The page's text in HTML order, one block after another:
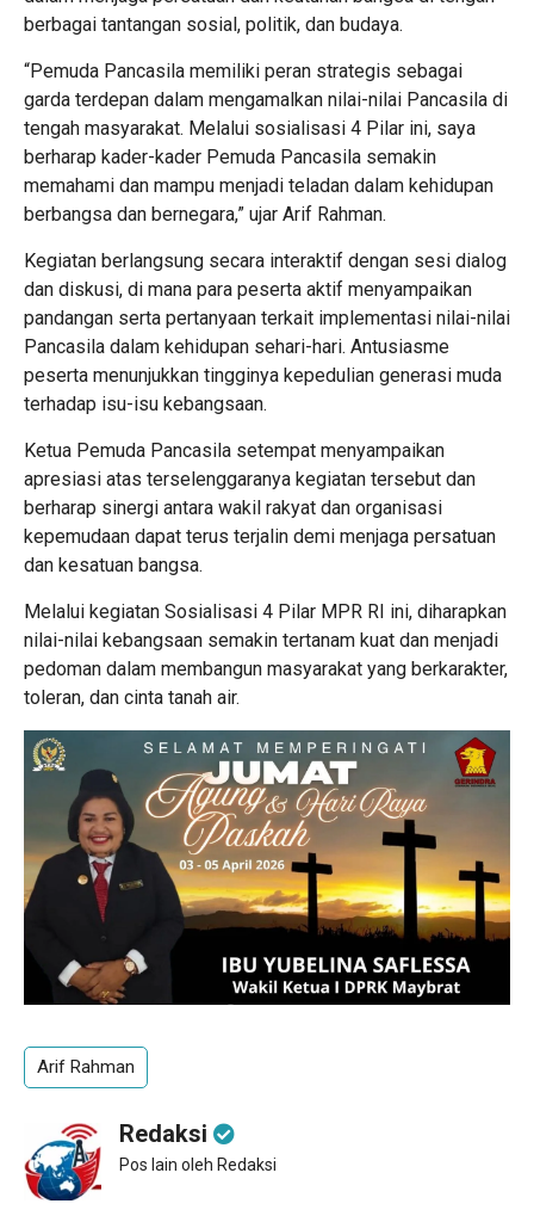
berbagai tantangan sosial, politik, dan budaya.
“Pemuda Pancasila memiliki peran strategis sebagai
garda terdepan dalam mengamalkan nilai-nilai Pancasila di
tengah masyarakat. Melalui sosialisasi 4 Pilar ini, saya
berharap kader-kader Pemuda Pancasila semakin
memahami dan mampu menjadi teladan dalam kehidupan
berbangsa dan bernegara,” ujar Arif Rahman.
Kegiatan berlangsung secara interaktif dengan sesi dialog
dan diskusi, di mana para peserta aktif menyampaikan
pandangan serta pertanyaan terkait implementasi nilai-nilai
Pancasila dalam kehidupan sehari-hari. Antusiasme
peserta menunjukkan tingginya kepedulian generasi muda
terhadap isu-isu kebangsaan.
Ketua Pemuda Pancasila setempat menyampaikan
apresiasi atas terselenggaranya kegiatan tersebut dan
berharap sinergi antara wakil rakyat dan organisasi
kepemudaan dapat terus terjalin demi menjaga persatuan
dan kesatuan bangsa.
Melalui kegiatan Sosialisasi 4 Pilar MPR RI ini, diharapkan
nilai-nilai kebangsaan semakin tertanam kuat dan menjadi
pedoman dalam membangun masyarakat yang berkarakter,
toleran, dan cinta tanah air.
Arif Rahman
Redaksi
Pos lain oleh Redaksi